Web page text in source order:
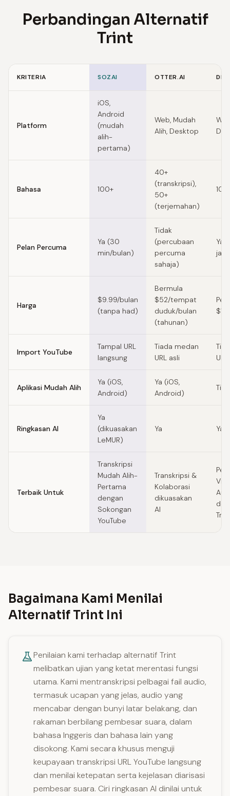
Perbandingan Alternatif
Trint
KRITERIA SOZAI OTTER.AI
Platform
iOS,
Android
(mudah
alih-
pertama)
Web, Mudah
Alih, Desktop
Bahasa 100+
40+
(transkripsi),
50+
(terjemahan)
Pelan Percuma
Ya (30
min/bulan)
Tidak
(percubaan
percuma
sahaja)
Ya (1
Harga
$9.99/bulan
(tanpa had)
Bermula
$52/tempat
duduk/bulan
(tahunan)
Import YouTube
Tampal URL
langsung
Tiada medan
URL asli
Aplikasi Mudah Alih
Ya (iOS,
Android)
Ya (iOS,
Android)
Ringkasan AI
Ya
(dikuasakan
LeMUR)
Ya Ya
Terbaik Untuk
Transkripsi
Mudah Alih-
Pertama
dengan
Sokongan
YouTube
Transkripsi &
Kolaborasi
dikuasakan
AI
Bagaimana Kami Menilai
Alternatif Trint Ini
Penilaian kami terhadap alternatif Trint
melibatkan ujian yang ketat merentasi fungsi
utama. Kami mentranskripsi pelbagai fail audio,
termasuk ucapan yang jelas, audio yang
mencabar dengan bunyi latar belakang, dan
rakaman berbilang pembesar suara, dalam
bahasa Inggeris dan bahasa lain yang
disokong. Kami secara khusus menguji
keupayaan transkripsi URL YouTube langsung
dan menilai ketepatan serta kejelasan diarisasi
pembesar suara. Ciri ringkasan AI dinilai untuk